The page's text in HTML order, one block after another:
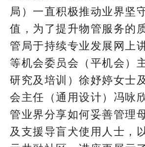
局）一直积极推动业界坚
值，为了提升物管服务的
管局于持续专业发展网上
等机会委员会（平机会）
研究及培训）徐妤婷女士
会主任（通用设计）冯咏
管业界分享如何妥善管理
及支援导盲犬使用人士，